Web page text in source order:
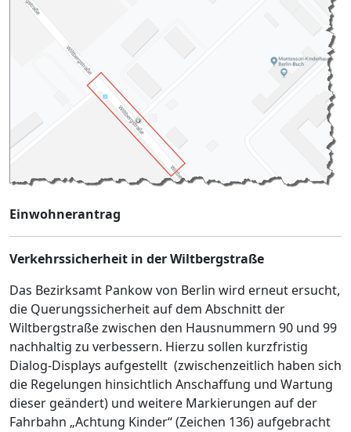
Einwohnerantrag
Verkehrssicherheit in derWiltbergstraße
Das Bezirksamt Pankow von Berlin wird erneut ersucht,
die Querungssicherheit auf dem Abschnitt der
Wiltbergstraßezwischen den Hausnummern 90 und 99
nachhaltig zu verbessern. Hierzu sollen kurzfristig
Dialog-Displays aufgestellt (zwischenzeitlich haben sich
die Regelungen hinsichtlich Anschaffung und Wartung
dieser geändert) und weitere Markierungen auf der
Fahrbahn „Achtung Kinder“ (Zeichen 136) aufgebracht